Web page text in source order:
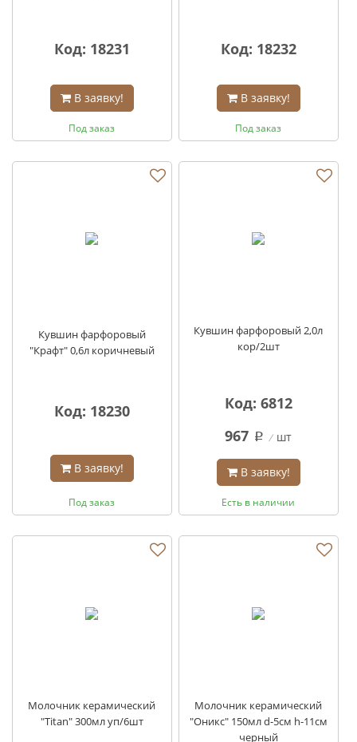
Код: 18231
В заявку!
Под заказ
Код: 18232
В заявку!
Под заказ
Кувшин фарфоровый
"Крафт" 0,6л коричневый
Код: 18230
В заявку!
Под заказ
Кувшин фарфоровый 2,0л
кор/2шт
Код: 6812
967 q шт
В заявку!
Есть в наличии
Молочник керамический
"Titan" 300мл уп/6шт
Молочник керамический
"Оникс" 150мл d-5см h-11см
черный